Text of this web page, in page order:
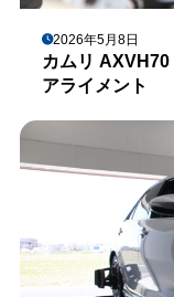
2026年5月8日
カムリ
アライメント